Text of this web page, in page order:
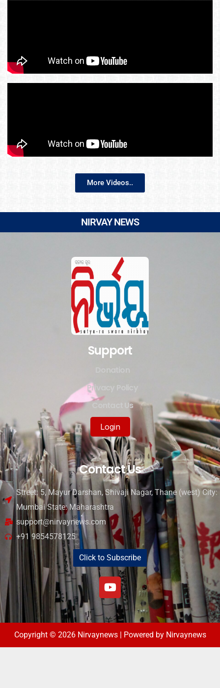
More Videos..
NIRVAY NEWS
Support
Privacy Policy
Contact Us
Login
Contact Us
Street: 5, Mayur Darshan, Shivaji Nagar, Thane (west) City:
Mumbai State: Maharashtra
support@nirvaynews.com
+91 9854578125
Click to Subscribe
Copyright © 2026 Nirvaynews | Powered by Nirvaynews